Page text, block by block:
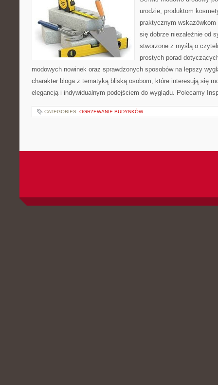
urodzie, produktom
praktycznym
się dobrze niezależnie od
stworzone z myślą o
prostych porad
modowych nowinek oraz sprawdzonych sposobów na lepszy
charakter bloga z tematyką bliską osobom, które interesują się
elegancją i indywidualnym podejściem do wyglądu. Polecamy
CATEGORIES: OGRZEWANIE BUDYNKÓW